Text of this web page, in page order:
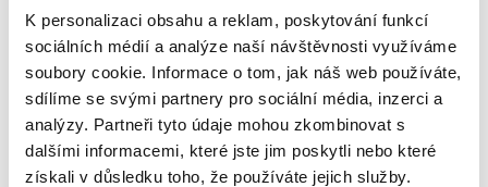
K personalizaci obsahu a reklam, poskytování funkcí
sociálních médií a analýze naší návštěvnosti využíváme
soubory cookie. Informace o tom, jak náš web používáte,
sdílíme se svými partnery pro sociální média, inzerci a
analýzy. Partneři tyto údaje mohou zkombinovat s
dalšími informacemi, které jste jim poskytli nebo které
získali v důsledku toho, že používáte jejich služby.
390,00 Kč
Publikace pojednává o předpokladech vzniku
povinnosti nahradit újmu způsobenou zvířetem
podle § 2933 až 2935 ObčZ. Nejde ale pouze o
ryzí teorii, v knize čtenář nalezne srozumitelná
řešení...